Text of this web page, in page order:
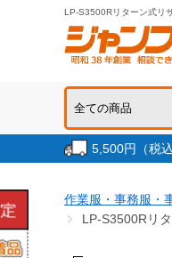
LP-S3500Rリターン式リ
5,500円（税
作業服・事務服・
LP-S3500Rリ